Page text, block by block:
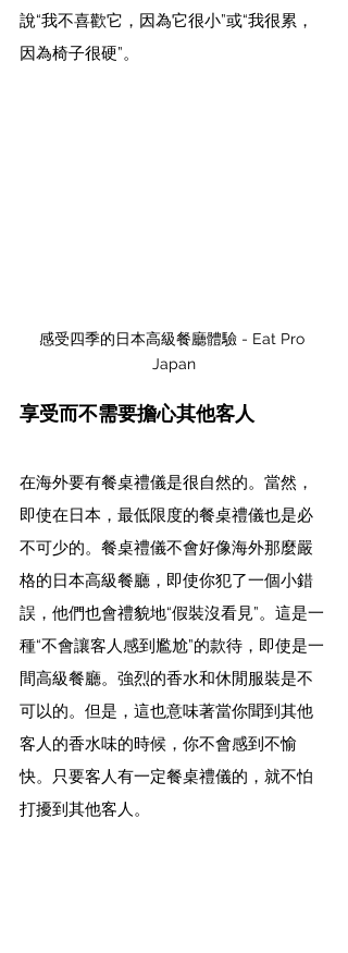
說“我不喜歡它，因為它很小”或“我很累，
因為椅子很硬”。
感受四季的日本高級餐廳體驗 - Eat Pro
Japan
享受而不需要擔心其他客人
在海外要有餐桌禮儀是很自然的。當然，
即使在日本，最低限度的餐桌禮儀也是必
不可少的。餐桌禮儀不會好像海外那麼嚴
格的日本高級餐廳，即使你犯了一個小錯
誤，他們也會禮貌地“假裝沒看見”。這是一
種“不會讓客人感到尷尬”的款待，即使是一
間高級餐廳。強烈的香水和休閒服裝是不
可以的。但是，這也意味著當你聞到其他
客人的香水味的時候，你不會感到不愉
快。只要客人有一定餐桌禮儀的，就不怕
打擾到其他客人。